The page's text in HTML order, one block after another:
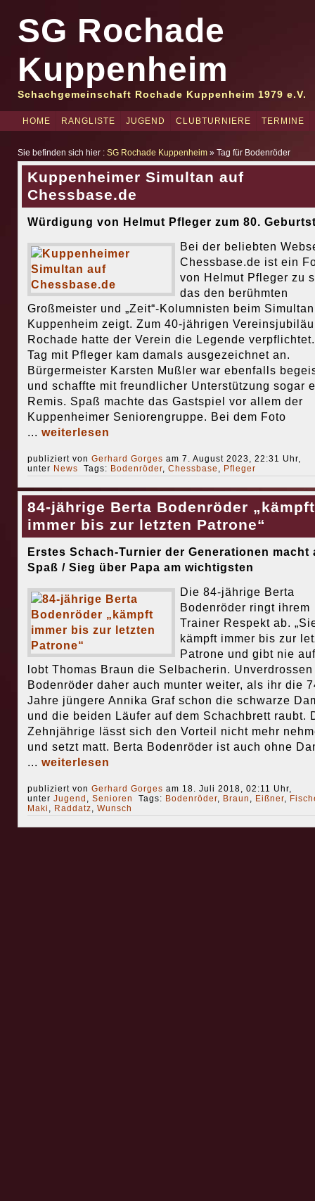
SG Rochade
Kuppenheim
Schachgemeinschaft Rochade Kuppenheim 1979 e.V.
HOME RANGLISTE JUGEND CLUBTURNIERE TERMINE
Sie befinden sich hier : SG Rochade Kuppenheim» Tag für Bodenröder
Kuppenheimer Simultan auf
Chessbase.de
Würdigung von Helmut Pfleger zum 80.
Bei der beliebten
Chessbase.de ist ein
von Helmut Pfleger zu
das den berühmten
Großmeister und „Zeit“-Kolumnisten beim
Kuppenheim zeigt. Zum 40-jährigen
Rochade hatte der Verein die Legende
Tag mit Pfleger kam damals ausgezeichnet an.
Bürgermeister Karsten Mußler war ebenfalls
und schaffte mit freundlicher Unterstützung sogar
Remis. Spaß machte das Gastspiel vor allem der
Kuppenheimer Seniorengruppe. Bei dem Foto
... weiterlesen
publiziert von Gerhard Gorges am 7. August 2023, 22:31 Uhr,
unter News Tags: Bodenröder, Chessbase , Pfleger
84-jährige Berta Bodenröder „kämpft
immer bis zur letzten Patrone“
Erstes Schach-Turnier der Generationen macht
Spaß / Sieg über Papa am wichtigsten
Die 84-jährige Berta
Bodenröder ringt ihrem
Trainer Respekt ab.
kämpft immer bis zur
Patrone und gibt nie
lobt Thomas Braun die Selbacherin.
Bodenröder daher auch munter weiter, als ihr die
Jahre jüngere Annika Graf schon die schwarze
und die beiden Läufer auf dem Schachbrett raubt.
Zehnjährige lässt sich den Vorteil nicht mehr
und setzt matt. Berta Bodenröder ist auch ohne
... weiterlesen
publiziert von Gerhard Gorges am 18. Juli 2018, 02:11 Uhr,
unter Jugend , Senioren Tags: Bodenröder, Braun , Eißner,
Maki , Raddatz, Wunsch